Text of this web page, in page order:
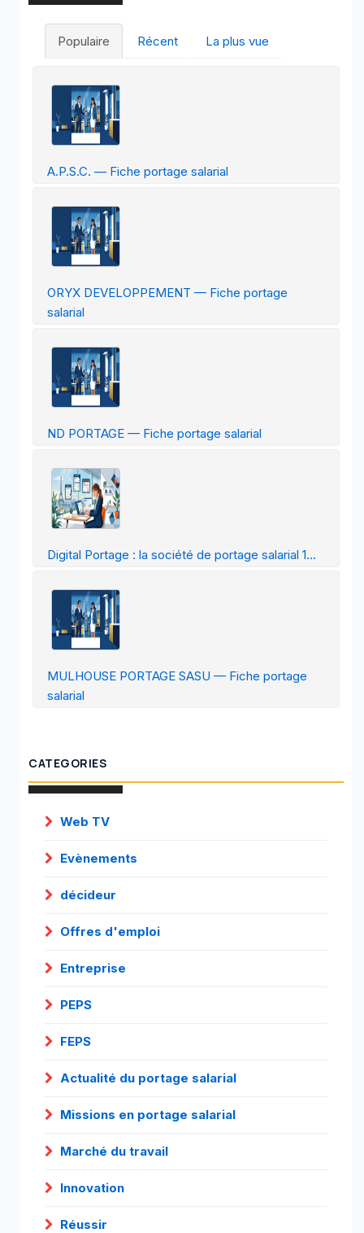
Populaire Récent La plus vue
A.P.S.C. — Fiche portage salarial
ORYX DEVELOPPEMENT — Fiche portage
salarial
ND PORTAGE — Fiche portage salarial
Digital Portage : la société de portage salarial 1...
MULHOUSE PORTAGE SASU — Fiche portage
salarial
CATEGORIES
Web TV
Evènements
décideur
Offres d'emploi
Entreprise
PEPS
FEPS
Actualité du portage salarial
Missions en portage salarial
Marché du travail
Innovation
Réussir